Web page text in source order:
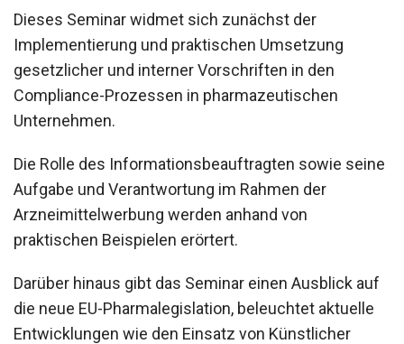
Dieses Seminar widmet sich zunächst der
Implementierung und praktischen Umsetzung
gesetzlicher und interner Vorschriften in den
Compliance-Prozessen in pharmazeutischen
Unternehmen.
Die Rolle des Informationsbeauftragten sowie seine
Aufgabe und Verantwortung im Rahmen der
Arzneimittelwerbung werden anhand von
praktischen Beispielen erörtert.
Darüber hinaus gibt das Seminar einen Ausblick auf
die neue EU-Pharmalegislation, beleuchtet aktuelle
Entwicklungen wie den Einsatz von Künstlicher